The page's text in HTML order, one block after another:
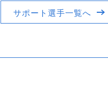
サポート選手一覧へ